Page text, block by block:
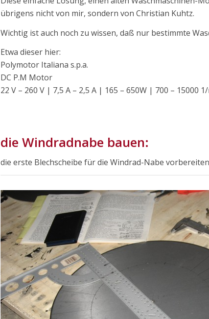
übrigens nicht von mir, sondern von Christian Kuhtz.
Wichtig ist auch noch zu wissen, daß nur bestimmte
Etwa dieser hier:
Polymotor Italiana s.p.a.
DC P.M Motor
22 V – 260 V | 7,5 A – 2,5 A | 165 – 650W | 700 – 15000
die Windradnabe bauen:
die erste Blechscheibe für die Windrad-Nabe vorbereiten